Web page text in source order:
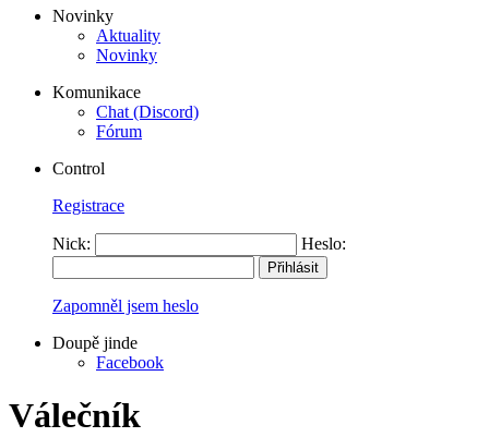
Novinky
Aktuality
Novinky
Komunikace
Chat (Discord)
Fórum
Control
Registrace
Nick: Heslo:
Zapomněl jsem heslo
Doupě jinde
Facebook
Válečník